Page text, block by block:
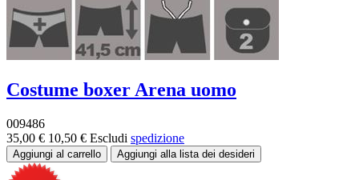
Costume boxer Arena uomo
009486
35,00 € 10,50 € Escludi spedizione